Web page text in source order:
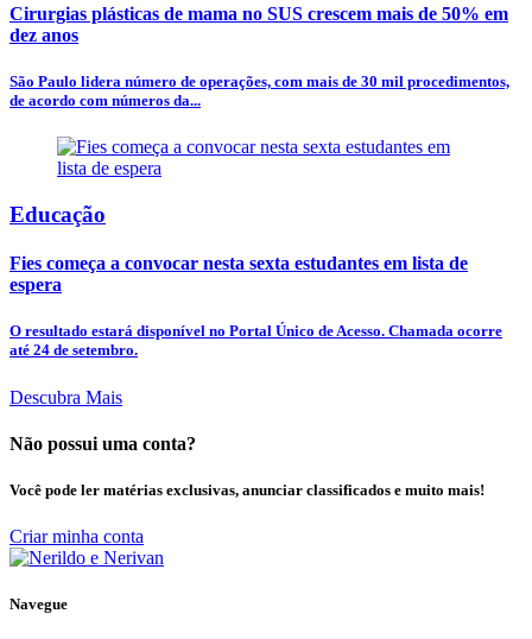
Cirurgias plásticas de mama no SUS crescem mais de 50% em
dez anos
São Paulo lidera número de operações, com mais de 30 mil procedimentos,
de acordo com números da...
Educação
Fies começa a convocar nesta sexta estudantes em lista de
espera
O resultado estará disponível no Portal Único de Acesso. Chamada ocorre
até 24 de setembro.
Descubra Mais
Não possui uma conta?
Você pode ler matérias exclusivas, anunciar classificados e muito mais!
Criar minha conta
Navegue